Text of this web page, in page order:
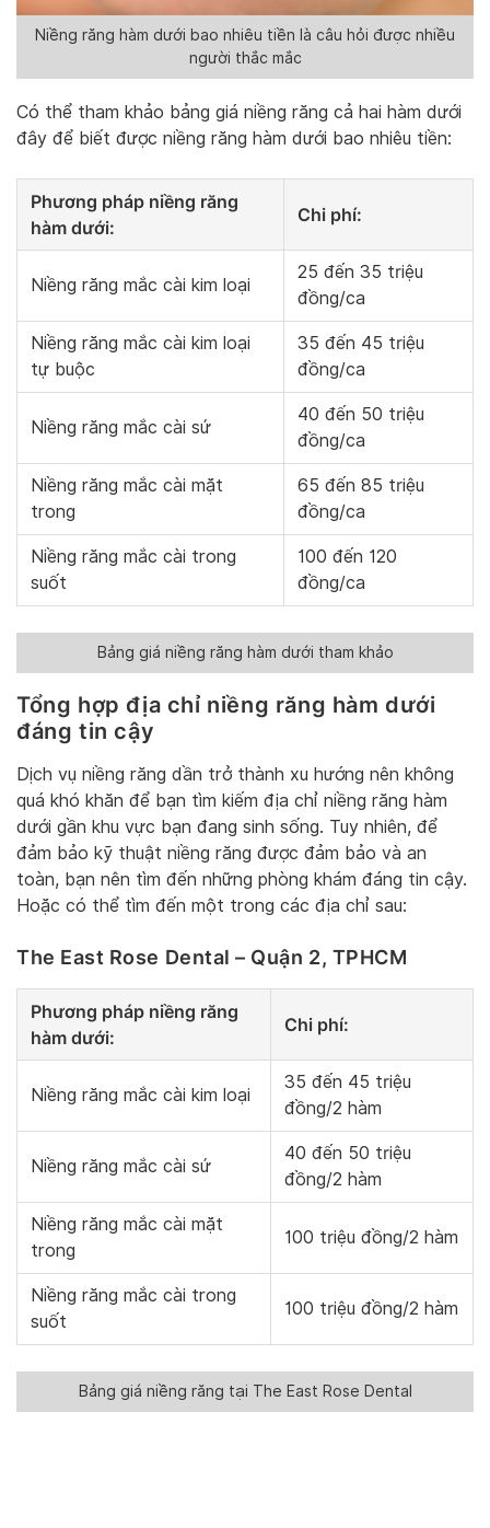
Niềng răng hàm dưới bao nhiêu tiền là câu hỏi được nhiều
người thắc mắc
Có thể tham khảo bảng giá niềng răng cả hai hàm dưới
đây để biết được niềng răng hàm dưới bao nhiêu tiền:
Phương pháp niềng răng
hàm dưới:
Chi phí:
Niềng răng mắc cài kim loại
25 đến 35 triệu
đồng/ca
Niềng răng mắc cài kim loại
tự buộc
35 đến 45 triệu
đồng/ca
Niềng răng mắc cài sứ
40 đến 50 triệu
đồng/ca
Niềng răng mắc cài mặt
trong
65 đến 85 triệu
đồng/ca
Niềng răng mắc cài trong
suốt
100 đến 120
đồng/ca
Bảng giá niềng răng hàm dưới tham khảo
Tổng hợp địa chỉ niềng răng hàm dưới
đáng tin cậy
Dịch vụ niềng răng dần trở thành xu hướng nên không
quá khó khăn để bạn tìm kiếm địa chỉ niềng răng hàm
dưới gần khu vực bạn đang sinh sống. Tuy nhiên, để
đảm bảo kỹ thuật niềng răng được đảm bảo và an
toàn, bạn nên tìm đến những phòng khám đáng tin cậy.
Hoặc có thể tìm đến một trong các địa chỉ sau:
The East Rose Dental – Quận 2, TPHCM
Phương pháp niềng răng
hàm dưới:
Chi phí:
Niềng răng mắc cài kim loại
35 đến 45 triệu
đồng/2 hàm
Niềng răng mắc cài sứ
40 đến 50 triệu
đồng/2 hàm
Niềng răng mắc cài mặt
trong
100 triệu đồng/2 hàm
Niềng răng mắc cài trong
suốt
100 triệu đồng/2 hàm
Bảng giá niềng răng tại The East Rose Dental